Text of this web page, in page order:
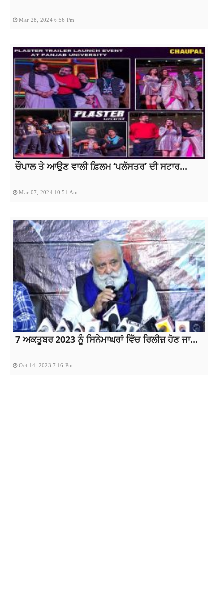
Mar 28, 2024 6:56 Pm
ਚੌਪਾਲ ਤੇ ਆਉਣ ਵਾਲੀ ਫ਼ਿਲਮ ‘ਪਲੱਸਤਰ’ ਦੀ ਸਟਾਰ...
Mar 07, 2024 10:51 Am
7 ਅਕਤੂਬਰ 2023 ਨੂੰ ਸਿਨੇਮਾਘਰਾਂ ਵਿੱਚ ਰਿਲੀਜ਼ ਹੋਣ ਜਾ...
Oct 14, 2023 7:16 Pm